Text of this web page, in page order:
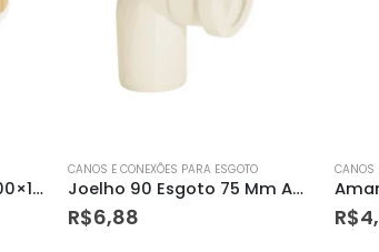
Joelho 90 Esgoto 75 Mm Amanco
CANOS E CONEXÕES PARA ESGOTO
Amanco Juncao Simp Esg 40mm – 11702
R$4,67
CANOS
R$